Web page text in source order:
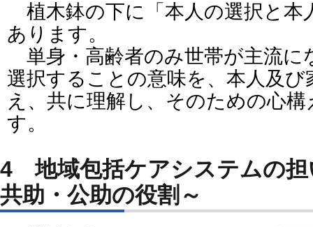
植木鉢の下に「本人の選択と本
あります。
単身・高齢者のみ世帯が主流に
選択することの意味を、本人及
え、共に理解し、そのための心
す。
4 地域包括ケアシステムの担
共助・公助の役割～